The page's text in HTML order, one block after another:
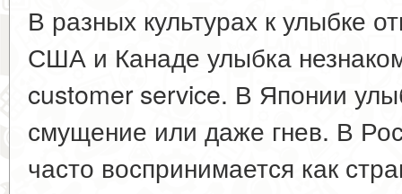
В разных культурах к улыбке
США и Канаде улыбка
customer service. В Японии
смущение или даже гнев. В
часто воспринимается как